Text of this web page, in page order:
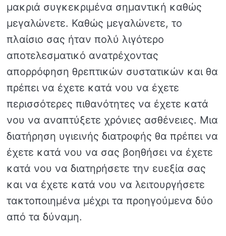
μακριά συγκεκριμένα σημαντική καθώς
μεγαλώνετε. Καθώς μεγαλώνετε, το
πλαίσιο σας ήταν πολύ λιγότερο
αποτελεσματικό ανατρέχοντας
απορρόφηση θρεπτικών συστατικών και θα
πρέπει να έχετε κατά νου να έχετε
περισσότερες πιθανότητες να έχετε κατά
νου να αναπτύξετε χρόνιες ασθένειες. Μια
διατήρηση υγιεινής διατροφής θα πρέπει να
έχετε κατά νου να σας βοηθήσει να έχετε
κατά νου να διατηρήσετε την ευεξία σας
και να έχετε κατά νου να λειτουργήσετε
τακτοποιημένα μέχρι τα προηγούμενα δύο
από τα δύναμη.